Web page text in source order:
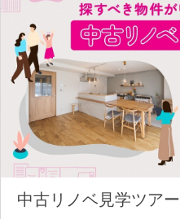
中古リノベ見学ツアー